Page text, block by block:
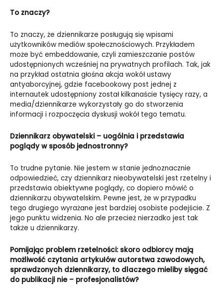
To znaczy?
To znaczy, że dziennikarze posługują się wpisami
użytkowników mediów społecznościowych. Przykładem
może być embeddowanie, czyli zamieszczanie postów
udostępnionych wcześniej na prywatnych profilach. Tak, jak
na przykład ostatnia głośna akcja wokół ustawy
antyaborcyjnej, gdzie facebookowy post jednej z
internautek udostępniony został kilkanaście tysięcy razy, a
media/dziennikarze wykorzystały go do stworzenia
informacji i rozpoczęcia dyskusji wokół tego tematu.
Dziennikarz obywatelski – uogólnia i przedstawia
poglądy w sposób jednostronny?
To trudne pytanie. Nie jestem w stanie jednoznacznie
odpowiedzieć, czy dziennikarz nieobywatelski jest rzetelny i
przedstawia obiektywne poglądy, co dopiero mówić o
dziennikarzu obywatelskim. Pewne jest, że w przypadku
tego drugiego wyrażane jest bardziej osobiste podejście. Z
jego punktu widzenia. No ale przecież nierzadko jest tak
także u dziennikarzy.
Pomijając problem rzetelności: skoro odbiorcy mają
możliwość czytania artykułów autorstwa zawodowych,
sprawdzonych dziennikarzy, to dlaczego mieliby sięgać
do publikacji nie – profesjonalistów?